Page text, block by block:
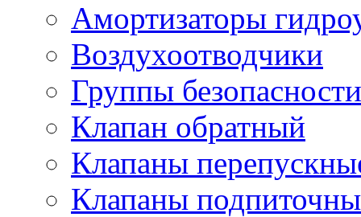
Амортизаторы
Воздухоотводчики
Группы безопасности
Клапан обратный
Клапаны
Клапаны